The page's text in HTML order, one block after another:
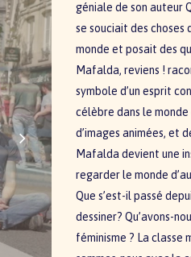
géniale de son auteur
se souciait des choses
monde et posait des
Mafalda, reviens !
symbole d’un esprit
célèbre dans le monde
d’images animées, et
Mafalda devient une
regarder le monde
Que s’est-il passé
dessiner? Qu’avons-
féminisme ? La classe